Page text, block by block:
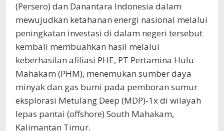
(Persero) dan Danantara Indonesia dalam
mewujudkan ketahanan energi nasional melalui
peningkatan investasi di dalam negeri tersebut
kembali membuahkan hasil melalui
keberhasilan afiliasi PHE, PT Pertamina Hulu
Mahakam (PHM), menemukan sumber daya
minyak dan gas bumi pada pemboran sumur
eksplorasi Metulang Deep (MDP)-1x di wilayah
lepas pantai (offshore) South Mahakam,
Kalimantan Timur.